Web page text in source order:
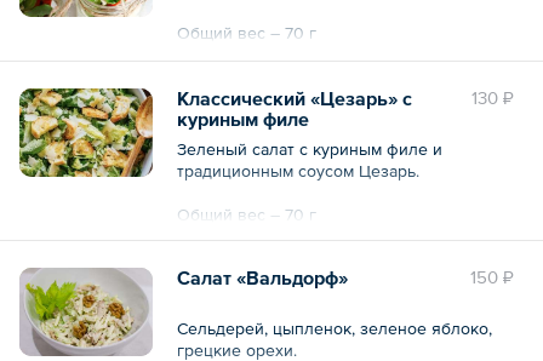
Общий вес – 70 г
130 ₽
Классический «Цезарь» с
куриным филе
Зеленый салат с куриным филе и
традиционным соусом Цезарь.
Общий вес – 70 г
150 ₽
Салат «Вальдорф»
Сельдерей, цыпленок, зеленое яблоко,
грецкие орехи.